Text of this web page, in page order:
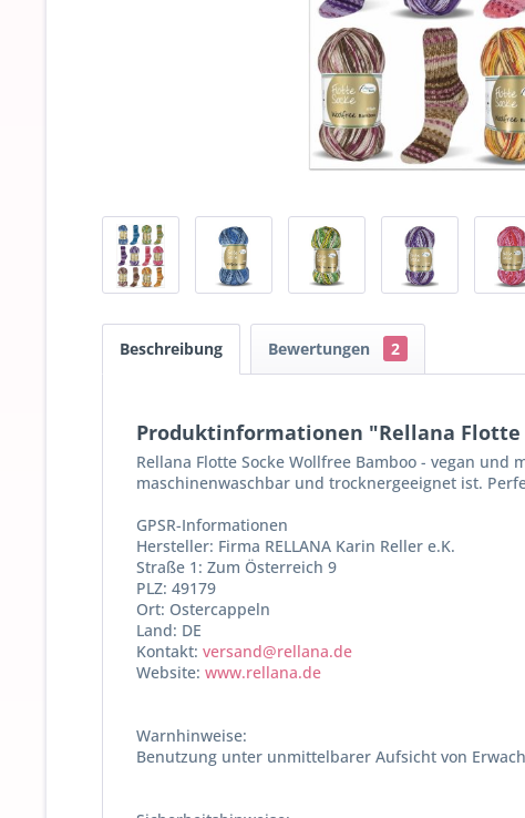
Beschreibung Bewertungen 2
Produktinformationen "Rellana Flotte
Rellana Flotte Socke Wollfree Bamboo - vegan
maschinenwaschbar und trocknergeeignet ist.
GPSR-Informationen
Hersteller: Firma RELLANA Karin Reller e.K.
Straße 1: Zum Österreich 9
PLZ: 49179
Ort: Ostercappeln
Land: DE
Kontakt: versand@rellana.de
Website: www.rellana.de
Warnhinweise:
Benutzung unter unmittelbarer Aufsicht von